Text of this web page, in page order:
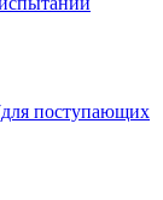
поступающих